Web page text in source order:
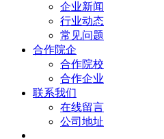
企业新闻
行业动态
常见问题
合作院企
合作院校
合作企业
联系我们
在线留言
公司地址